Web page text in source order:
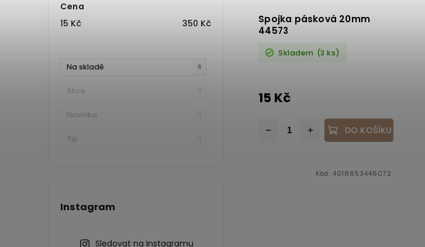
Cena
15 Kč 350 Kč
Na skladě 6
Akce
Novinka
Tip
Instagram
Sledovat na Instagramu
Spojka pásková 20mm
44573
Skladem (3 ks)
15 Kč
DO KOŠÍKU
Kód:4018653446072